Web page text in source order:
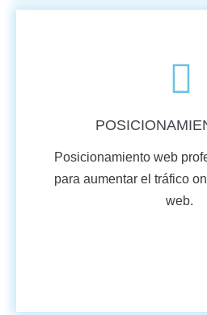
Posicionamiento web
para aumentar el tráfico
web. ​